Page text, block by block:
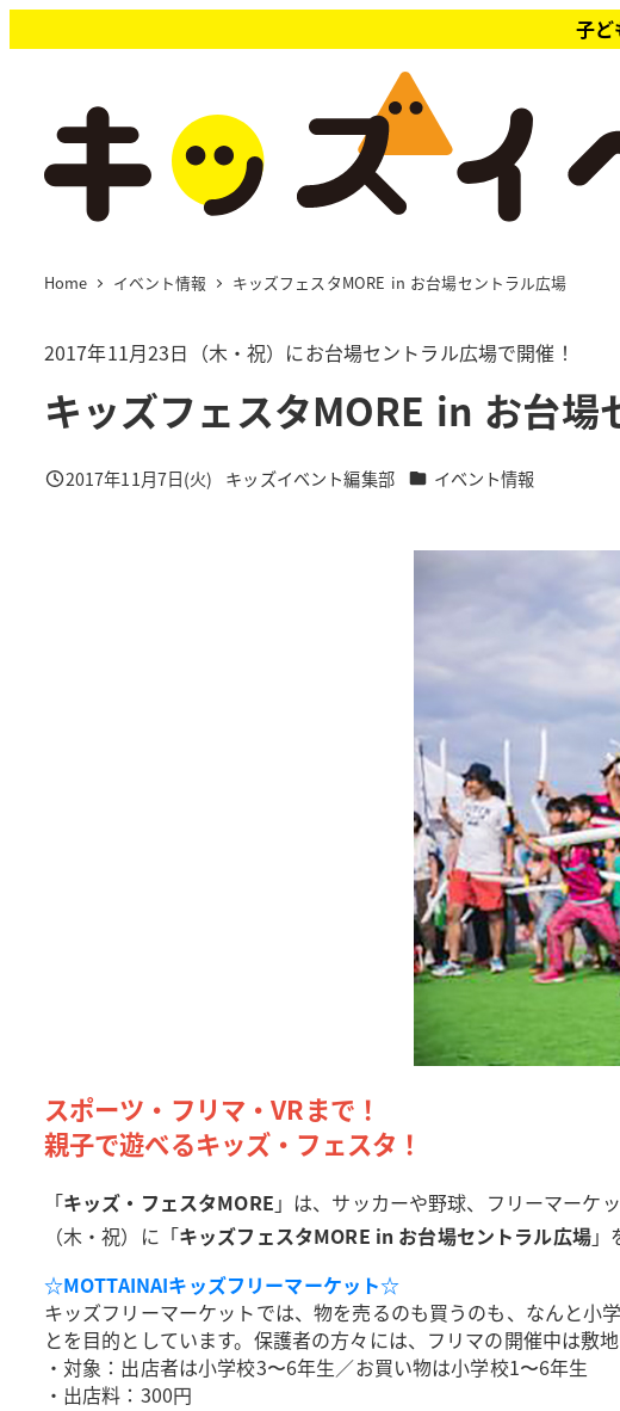
イ
子
Home イベント情報 キッズフェスタMORE in お台場セントラル広場
2017年11月23日（木・祝）にお台場セントラル広場で開催！
キッズフェスタMORE in お台場
投稿日
2017年11月7日(火)
著
キッズイベント編集部 カテゴリー
イベント情報
スポーツ・フリマ・VRまで！
親子で遊べるキッズ・フェスタ！
「キッズ・フェスタMORE 」は、サッカーや野球、フリーマーケ
（木・祝）に「キッズフェスタMORE in お台場セントラル広場」
☆MOTTAINAIキッズフリーマーケット☆
キッズフリーマーケットでは、物を売るのも買うのも、なんと
とを目的としています。保護者の方々には、フリマの開催中は敷
・対象：出店者は小学校3〜6年生／お買い物は小学校1〜6年生
・出店料：300円